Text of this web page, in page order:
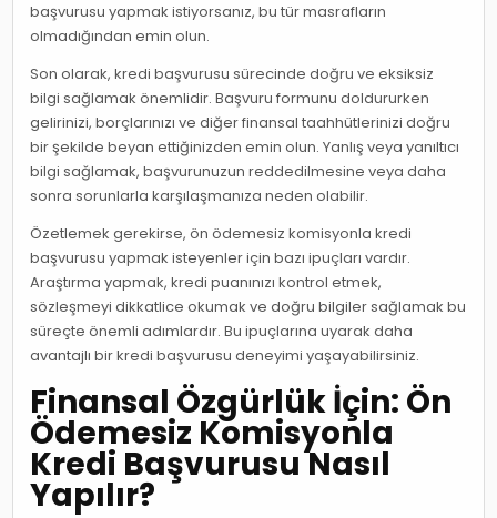
başvurusu yapmak istiyorsanız, bu tür masrafların
olmadığından emin olun.
Son olarak, kredi başvurusu sürecinde doğru ve eksiksiz
bilgi sağlamak önemlidir. Başvuru formunu doldururken
gelirinizi, borçlarınızı ve diğer finansal taahhütlerinizi doğru
bir şekilde beyan ettiğinizden emin olun. Yanlış veya yanıltıcı
bilgi sağlamak, başvurunuzun reddedilmesine veya daha
sonra sorunlarla karşılaşmanıza neden olabilir.
Özetlemek gerekirse, ön ödemesiz komisyonla kredi
başvurusu yapmak isteyenler için bazı ipuçları vardır.
Araştırma yapmak, kredi puanınızı kontrol etmek,
sözleşmeyi dikkatlice okumak ve doğru bilgiler sağlamak bu
süreçte önemli adımlardır. Bu ipuçlarına uyarak daha
avantajlı bir kredi başvurusu deneyimi yaşayabilirsiniz.
Finansal Özgürlük İçin: Ön
Ödemesiz Komisyonla
Kredi Başvurusu Nasıl
Yapılır?